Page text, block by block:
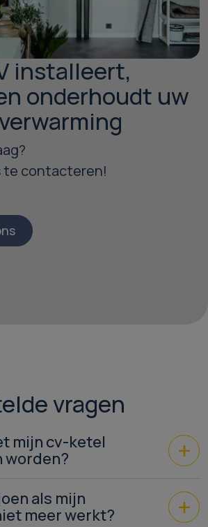
installeert,
onderhoudt uw
te contacteren!
vragen
mijn cv-ketel
worden?
als mijn
meer werkt?